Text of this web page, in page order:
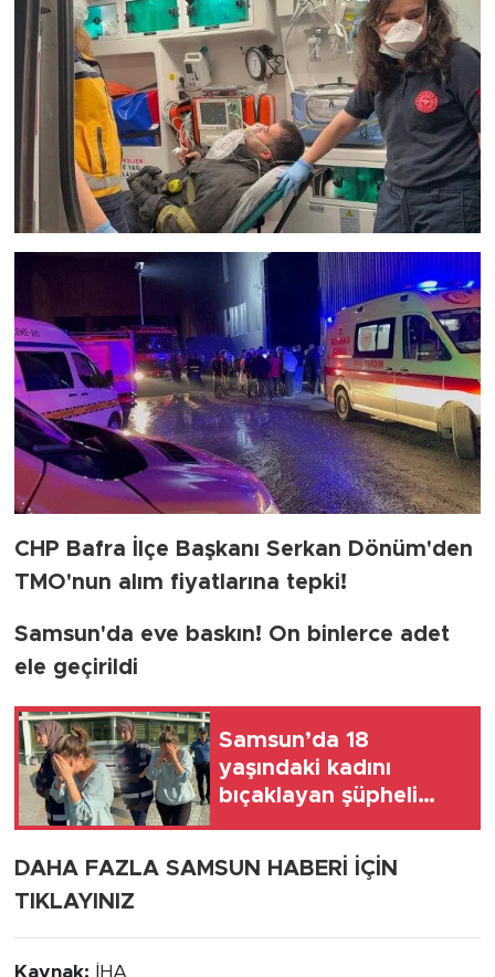
CHP Bafra İlçe Başkanı Serkan Dönüm'den
TMO'nun alım fiyatlarına tepki!
Samsun'da eve baskın! On binlerce adet
ele geçirildi
Samsun’da 18
yaşındaki kadını
bıçaklayan şüpheli
DAHA FAZLA SAMSUN HABERİ İÇİN
TIKLAYINIZ